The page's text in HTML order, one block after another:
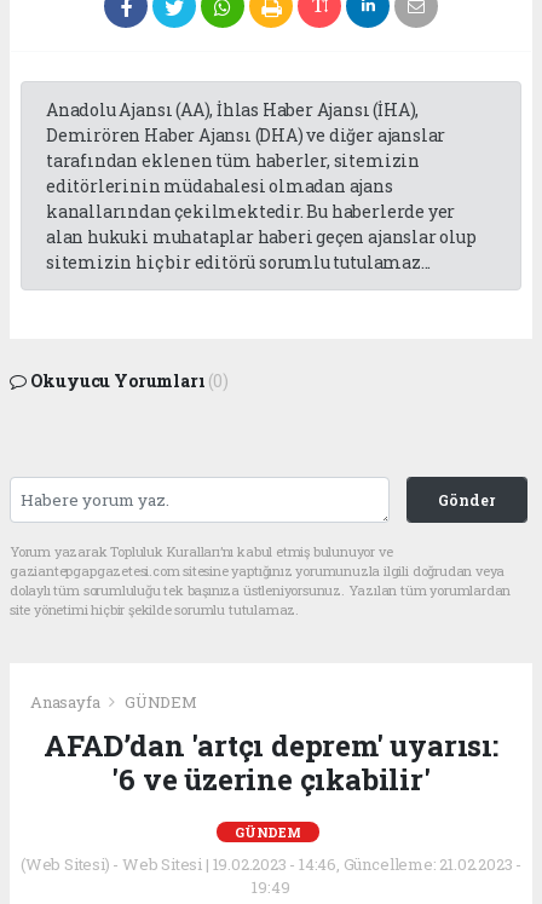
Anadolu Ajansı (AA), İhlas Haber Ajansı (İHA),
Demirören Haber Ajansı (DHA) ve diğer ajanslar
tarafından eklenen tüm haberler, sitemizin
editörlerinin müdahalesi olmadan ajans
kanallarından çekilmektedir. Bu haberlerde yer
alan hukuki muhataplar haberi geçen ajanslar olup
sitemizin hiç bir editörü sorumlu tutulamaz...
Okuyucu Yorumları (0)
Gönder
Yorum yazarak Topluluk Kuralları’nı kabul etmiş bulunuyor ve
gaziantepgapgazetesi.com sitesine yaptığınız yorumunuzla ilgili doğrudan veya
dolaylı tüm sorumluluğu tek başınıza üstleniyorsunuz. Yazılan tüm yorumlardan
site yönetimi hiçbir şekilde sorumlu tutulamaz.
Anasayfa GÜNDEM
AFAD’dan 'artçı deprem' uyarısı:
'6 ve üzerine çıkabilir'
GÜNDEM
(Web Sitesi) - Web Sitesi | 19.02.2023 - 14:46, Güncelleme: 21.02.2023 -
19:49